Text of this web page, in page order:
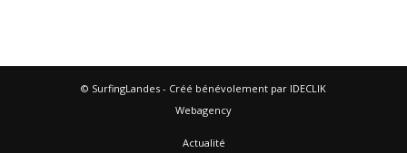
© SurfingLandes - Créé bénévolement par IDECLIK
Webagency
Actualité